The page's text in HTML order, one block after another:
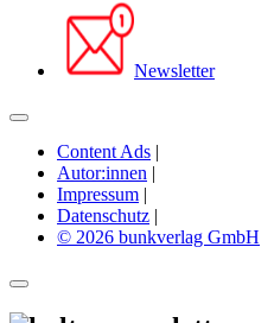
Newsletter
Content Ads |
Autor:innen |
Impressum |
Datenschutz |
© 2026 bunkverlag GmbH